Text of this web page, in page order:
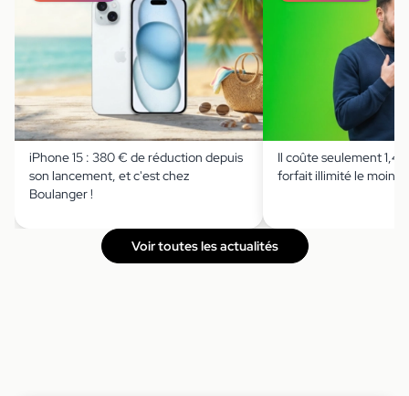
iPhone 15 : 380 € de réduction depuis
son lancement, et c'est chez
Boulanger !
Il coûte seulement
forfait illimité le moins
Voir toutes les actualités